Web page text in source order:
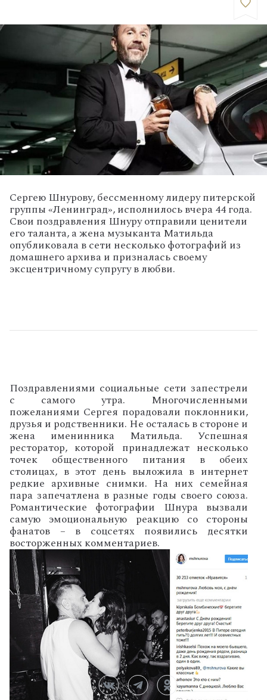
Сергею Шнурову, бессменному лидеру питерской
группы «Ленинград», исполнилось вчера 44 года.
Свои поздравления Шнуру отправили ценители
его таланта, а жена музыканта Матильда
опубликовала в сети несколько фотографий из
домашнего архива и призналась своему
эксцентричному супругу в любви.
Поздравлениями социальные сети запестрели
с самого утра. Многочисленными
пожеланиями Сергея порадовали поклонники,
друзья и родственники. Не осталась в стороне и
жена именинника Матильда. Успешная
ресторатор, которой принадлежат несколько
точек общественного питания в обеих
столицах, в этот день выложила в интернет
редкие архивные снимки. На них семейная
пара запечатлена в разные годы своего союза.
Романтические фотографии Шнура вызвали
самую эмоциональную реакцию со стороны
фанатов – в соцсетях появились десятки
восторженных комментариев.